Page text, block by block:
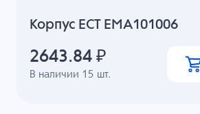
Корпус ECT EMA101006
В наличии 15 шт.
2643.84 ₽